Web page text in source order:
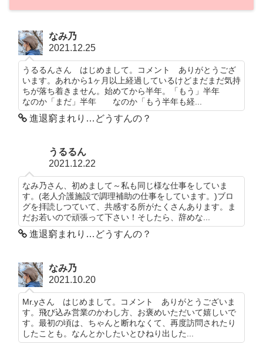
なみ乃
2021.12.25
うるるんさん はじめまして。コメント ありがとうござ
います。あれから1ヶ月以上経過しているけどまだまだ気持
ちが落ち着きません。始めてから半年。「もう」半年
なのか「まだ」半年 なのか「もう半年も経...
進退窮まれり…どうすんの？
うるるん
2021.12.22
なみ乃さん、初めまして～私も同じ様な仕事をしていま
す。(老人介護施設で調理補助の仕事をしています。)ブロ
グを拝読しつていて、共感する所がたくさんあります。ま
だお若いので頑張って下さい！そしたら、辞めな...
進退窮まれり…どうすんの？
なみ乃
2021.10.20
Mr.yさん はじめまして。コメント ありがとうございま
す。飛び込み営業のかわし方、お褒めいただいて嬉しいで
す。最初の頃は、ちゃんと断れなくて、再度訪問されたり
したことも。なんとかしたいとひねり出した...